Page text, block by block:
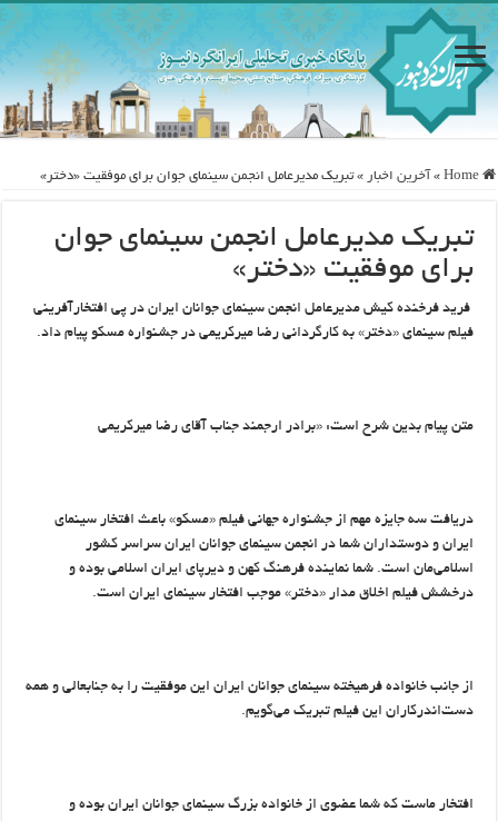
Home
» آخرین اخبار » تبریک مدیرعامل انجمن سینمای جوان برای موفقیت «دختر»
تبریک مدیرعامل انجمن سینمای جوان
برای موفقیت «دختر»
فرید فرخنده کیش مدیرعامل انجمن سینمای جوانان ایران در پی افتخارآفرینی
فیلم سینمای «دختر» به کارگردانی رضا میرکریمی در جشنواره مسکو پیام داد.
متن پیام بدین شرح است: «برادر ارجمند جناب آقای رضا میرکریمی
دریافت سه جایزه مهم از جشنواره جهانی فیلم «مسکو» باعث افتخار سینمای
ایران و دوستداران شما در انجمن سینمای جوانان ایران سراسر کشور
اسلامی‌مان است. شما نماینده فرهنگ کهن و دیرپای ایران اسلامی بوده و
درخشش فیلم اخلاق مدار «دختر» موجب افتخار سینمای ایران است.
از جانب خانواده فرهیخته سینمای جوانان ایران این موفقیت را به جنابعالی و همه
دست‌اندرکاران این فیلم تبریک می‌گویم.
افتخار ماست که شما عضوی از خانواده بزرگ سینمای جوانان ایران بوده و